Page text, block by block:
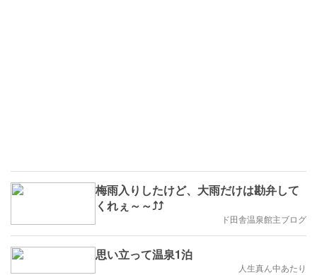
梅雨入りしたけど、大雨だけは勘弁して
くれぇ～～⤴️⤴️
ド田舎温泉館主ブログ
思い立って温泉1泊
人生真ん中あたり